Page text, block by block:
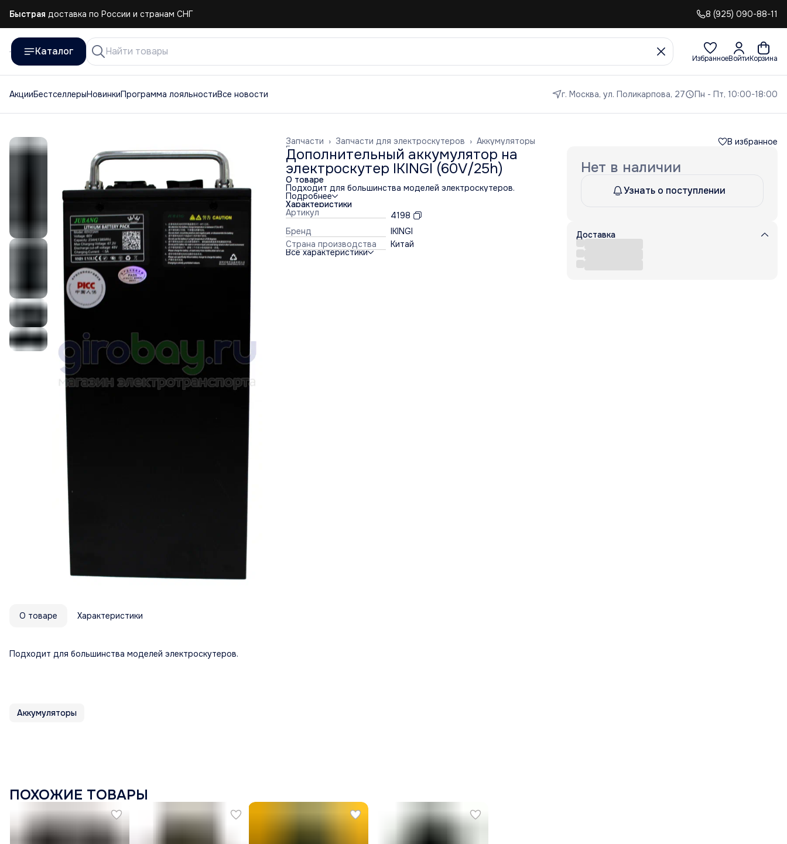
Быстрая доставка по России и странам СНГ
Быстрая доставка по России и странам СНГ
8 (925) 090-88-11
Каталог
ИзбранноеВойтиКорзина
АкцииБестселлерыНовинкиПрограмма лояльностиВсе новости г. Москва, ул. Поликарпова, 27 Пн - Пт, 10:00-18:00
Аккумуляторы
Запчасти для электроскутеров ›
Запчасти ›
Главная ›
Дополнительный аккумулятор на
электроскутер IKINGI (60V/25h)
О товаре
Подходит для большинства моделей электроскутеров.
Подробнее
Характеристики
Артикул
4198
Бренд
IKINGI
Страна производства
Китай
Все характеристики
В избранное
Нет в наличии
Узнать о поступлении
Доставка
О товаре Характеристики
Подходит для большинства моделей электроскутеров.
Аккумуляторы
ПОХОЖИЕ ТОВАРЫ